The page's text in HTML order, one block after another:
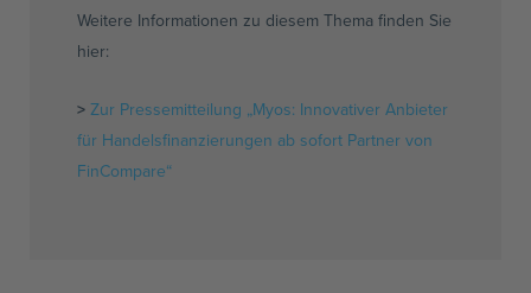
Weitere Informationen zu diesem Thema finden Sie
hier:
> Zur Pressemitteilung „Myos: Innovativer Anbieter
für Handelsfinanzierungen ab sofort Partner von
FinCompare“